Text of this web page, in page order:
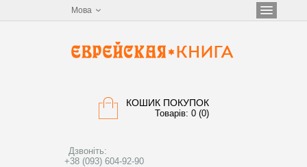
Мова
КОШИК ПОКУПОК
Товарів: 0 (0)
Дзвоніть:
+38 (093) 604-92-90